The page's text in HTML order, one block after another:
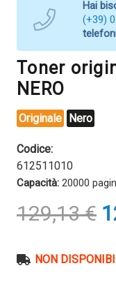
Hai
(+39)
Toner
NERO
Originale Nero
Codice:
612511010
Capacità: 20000
129,13€ Il
NON